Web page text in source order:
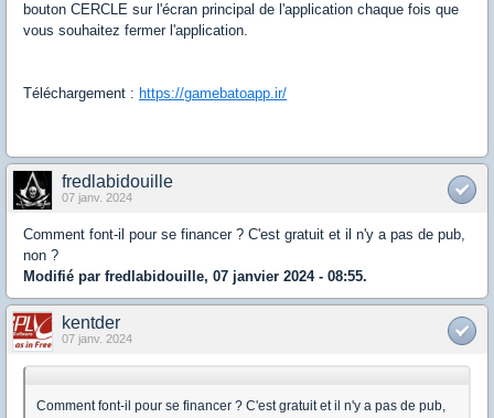
bouton CERCLE sur l'écran principal de l'application chaque fois que
vous souhaitez fermer l'application.
Téléchargement : https://gamebatoapp.ir/
fredlabidouille
07 janv. 2024
Comment font-il pour se financer ? C'est gratuit et il n'y a pas de pub,
non ?
Modifié par fredlabidouille, 07 janvier 2024 - 08:55.
kentder
07 janv. 2024
Comment font-il pour se financer ? C'est gratuit et il n'y a pas de pub,